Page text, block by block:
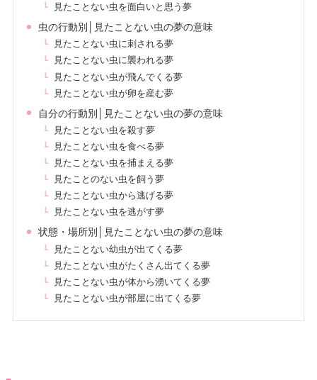
見たことない虫を面白いと思う夢
虫の行動別│見たことない虫の夢の意味
見たことない虫に刺される夢
見たことない虫に襲われる夢
見たことない虫が飛んでくる夢
見たことない虫が卵を産む夢
自分の行動別│見たことない虫の夢の意味
見たことない虫を殺す夢
見たことない虫を食べる夢
見たことない虫を捕まえる夢
見たことのない虫を飼う夢
見たことない虫から逃げる夢
見たことない虫を逃がす夢
状態・場所別│見たことない虫の夢の意味
見たことない幼虫が出てくる夢
見たことない虫がたくさん出てくる夢
見たことない虫が体から湧いてくる夢
見たことない虫が部屋に出てくる夢